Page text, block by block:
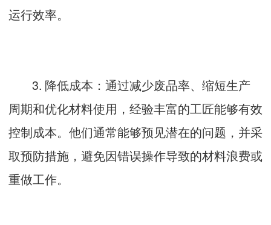
运行效率。
3. 降低成本：通过减少废品率、缩短生产
周期和优化材料使用，经验丰富的工匠能够有效
控制成本。他们通常能够预见潜在的问题，并采
取预防措施，避免因错误操作导致的材料浪费或
重做工作。